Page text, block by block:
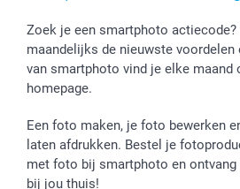
Fotokalenders & Fotoagenda's
Moederdag
Vaderdag
Verjaardag
Geboorte
Klachtenregeling
Wettelijke garantie
Privacybeleid
Cookiebeleid
Prijslijst
Jobs & Stages
Investor Relations
Betalingsmogelijkheden
Grote bestellingen
Levering
Mijn orderstatus
smartfriends
Zoek je een smartphoto actiecode?
maandelijks de nieuwste voordelen
van smartphoto vind je elke maand
homepage.
Een foto maken, je foto bewerken
laten afdrukken. Bestel je
met foto bij smartphoto en ontvang
bij jou thuis!